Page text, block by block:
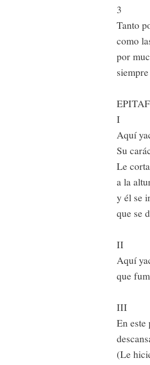
3
Tanto
como
por
I
Aquí
Su
Le
a la
y él se
que se
II
Aquí
que
III
En este
(Le